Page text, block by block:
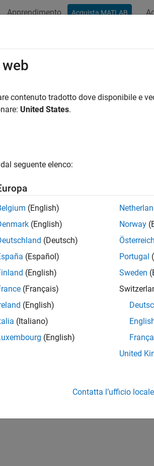
Apprendimento Acquista MATLAB
per
contenuto tradotto dove disponibile e
United States.
seguente elenco:
(English)
(English)
(Deutsch)
(Español)
(English)
(Français)
(English)
(Italiano)
(English)
Norway
Österreich
Portugal
Sweden
United
Contatta l’ufficio locale